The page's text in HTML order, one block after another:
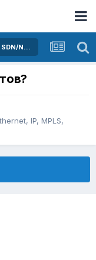
Активное оборудование Ethernet, IP, MPLS, SDN/NFV...
IP, MPLS,